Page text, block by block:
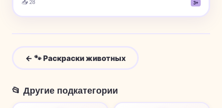
📥 28 3+
← 🐾 Раскраски животных
📂 Другие подкатегории